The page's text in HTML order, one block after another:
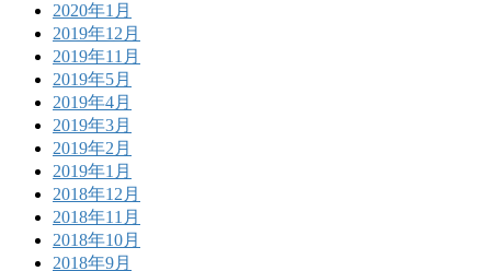
2020年1月
2019年12月
2019年11月
2019年5月
2019年4月
2019年3月
2019年2月
2019年1月
2018年12月
2018年11月
2018年10月
2018年9月